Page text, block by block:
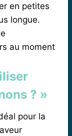
en petites
longue.
au moment
? »
pour la